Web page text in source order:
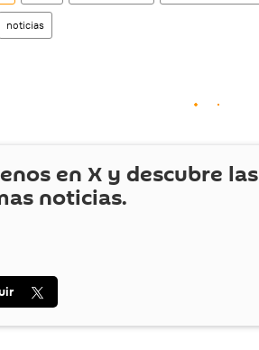
noticias
enX y descubre las
noticias.